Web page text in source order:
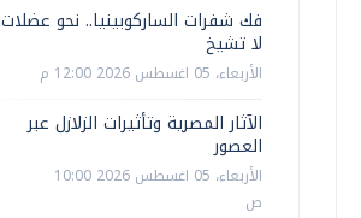
فك شفرات الساركوبينيا.. نحو عضلات
لا تشيخ
الأربعاء، 05 اغسطس 2026 12:00 م
الآثار المصرية وتأثيرات الزلازل عبر
العصور
الأربعاء، 05 اغسطس 2026 10:00
ص